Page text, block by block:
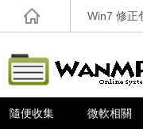
Win7 修正
隨便收集 微軟相關